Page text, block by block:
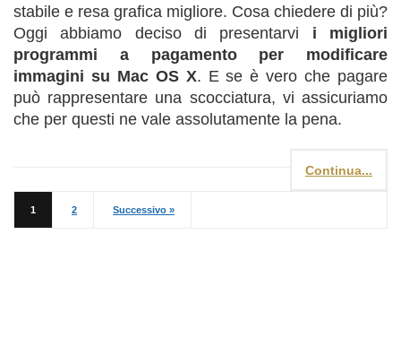
stabile e resa grafica migliore. Cosa chiedere di più?
Oggi abbiamo deciso di presentarvi i migliori
programmi a pagamento per modificare
immagini su Mac OS X. E se è vero che pagare
può rappresentare una scocciatura, vi assicuriamo
che per questi ne vale assolutamente la pena.
Continua...
1 2 Successivo »